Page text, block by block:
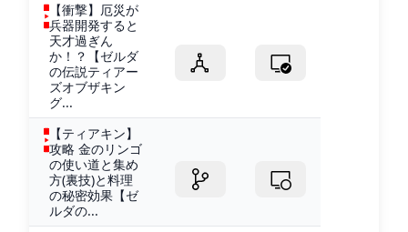
【衝撃】厄災が
兵器開発すると
天才過ぎん
か！？【ゼルダ
の伝説ティアー
ズオブザキン
グ...
【ティアキン】
攻略 金のリンゴ
の使い道と集め
方(裏技)と料理
の秘密効果【ゼ
ルダの...